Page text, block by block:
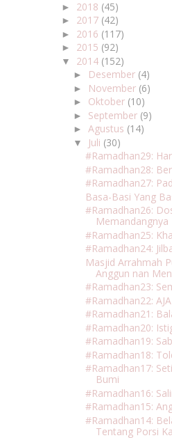
► 2018 (45)
► 2017 (42)
► 2016 (117)
► 2015 (92)
▼ 2014 (152)
► Desember (4)
► November (6)
► Oktober (10)
► September (9)
►Agustus (14)
▼ Juli (30)
#Ramadhan29:
#Ramadhan28:
#Ramadhan27:
Basa-Basi Yang
#Ramadhan26:
Memandangnya
#Ramadhan25:
#Ramadhan24:
Masjid Arrahmah
Anggun nan
#Ramadhan23:
#Ramadhan22:
#Ramadhan21:
#Ramadhan20:
#Ramadhan19:
#Ramadhan18:
#Ramadhan17:
Bumi
#Ramadhan16:
#Ramadhan15:
#Ramadhan14:
Tentang Porsi